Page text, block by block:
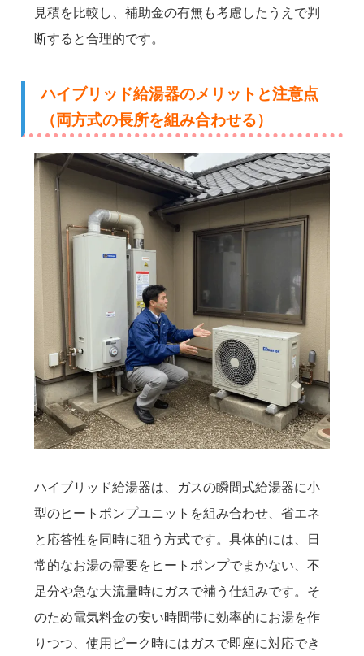
見積を比較し、補助金の有無も考慮したうえで判
断すると合理的です。
ハイブリッド給湯器のメリットと注意点
（両方式の長所を組み合わせる）
ハイブリッド給湯器は、ガスの瞬間式給湯器に小
型のヒートポンプユニットを組み合わせ、省エネ
と応答性を同時に狙う方式です。具体的には、日
常的なお湯の需要をヒートポンプでまかない、不
足分や急な大流量時にガスで補う仕組みです。そ
のため電気料金の安い時間帯に効率的にお湯を作
りつつ、使用ピーク時にはガスで即座に対応でき